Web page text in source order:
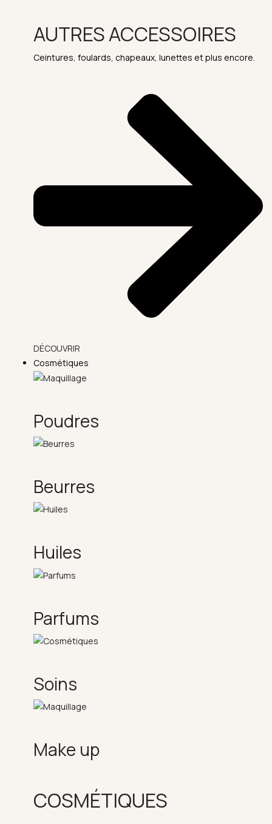
AUTRES ACCESSOIRES
Ceintures, foulards, chapeaux, lunettes et plus encore.
DÉCOUVRIR
Cosmétiques
Poudres
Beurres
Huiles
Parfums
Soins
Make up
COSMÉTIQUES